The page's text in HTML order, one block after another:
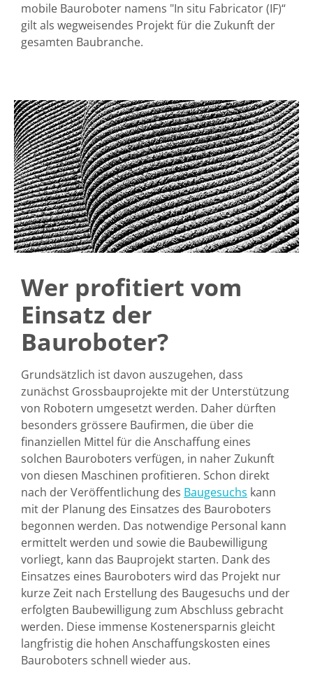
mobile Bauroboter namens "In situ Fabricator (IF)“
gilt als wegweisendes Projekt für die Zukunft der
gesamten Baubranche.
Wer profitiert vom
Einsatz der
Bauroboter?
Grundsätzlich ist davon auszugehen, dass
zunächst Grossbauprojekte mit der Unterstützung
von Robotern umgesetzt werden. Daher dürften
besonders grössere Baufirmen, die über die
finanziellen Mittel für die Anschaffung eines
solchen Bauroboters verfügen, in naher Zukunft
von diesen Maschinen profitieren. Schon direkt
nach der Veröffentlichung des Baugesuchs kann
mit der Planung des Einsatzes des Bauroboters
begonnen werden. Das notwendige Personal kann
ermittelt werden und sowie die Baubewilligung
vorliegt, kann das Bauprojekt starten. Dank des
Einsatzes eines Bauroboters wird das Projekt nur
kurze Zeit nach Erstellung des Baugesuchs und der
erfolgten Baubewilligung zum Abschluss gebracht
werden. Diese immense Kostenersparnis gleicht
langfristig die hohen Anschaffungskosten eines
Bauroboters schnell wieder aus.